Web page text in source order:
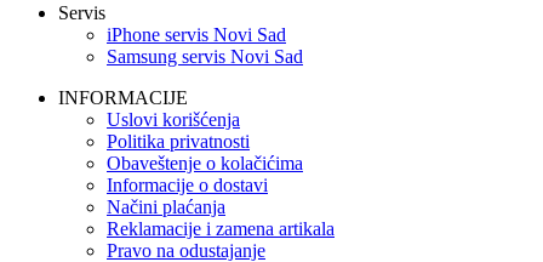
Servis
iPhone servis Novi Sad
Samsung servis Novi Sad
INFORMACIJE
Uslovi korišćenja
Politika privatnosti
Obaveštenje o kolačićima
Informacije o dostavi
Načini plaćanja
Reklamacije i zamena artikala
Pravo na odustajanje